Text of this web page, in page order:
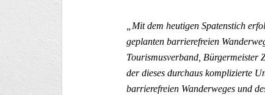
„Mit dem heutigen Spatenstich
geplanten barrierefreien
Tourismusverband, Bürgermeister
der dieses durchaus komplizierte
barrierefreien Wanderweges und